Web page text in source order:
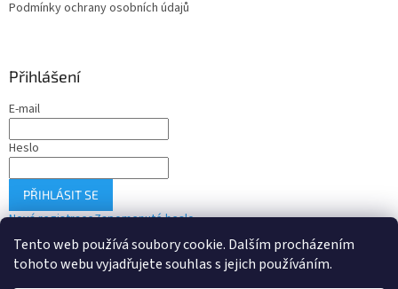
Tento web používá soubory cookie. Dalším procházením
tohoto webu vyjadřujete souhlas s jejich používáním.
Podmínky ochrany osobních údajů
Přihlášení
E-mail
Heslo
PŘIHLÁSIT SE
Nová registraceZapomenuté heslo